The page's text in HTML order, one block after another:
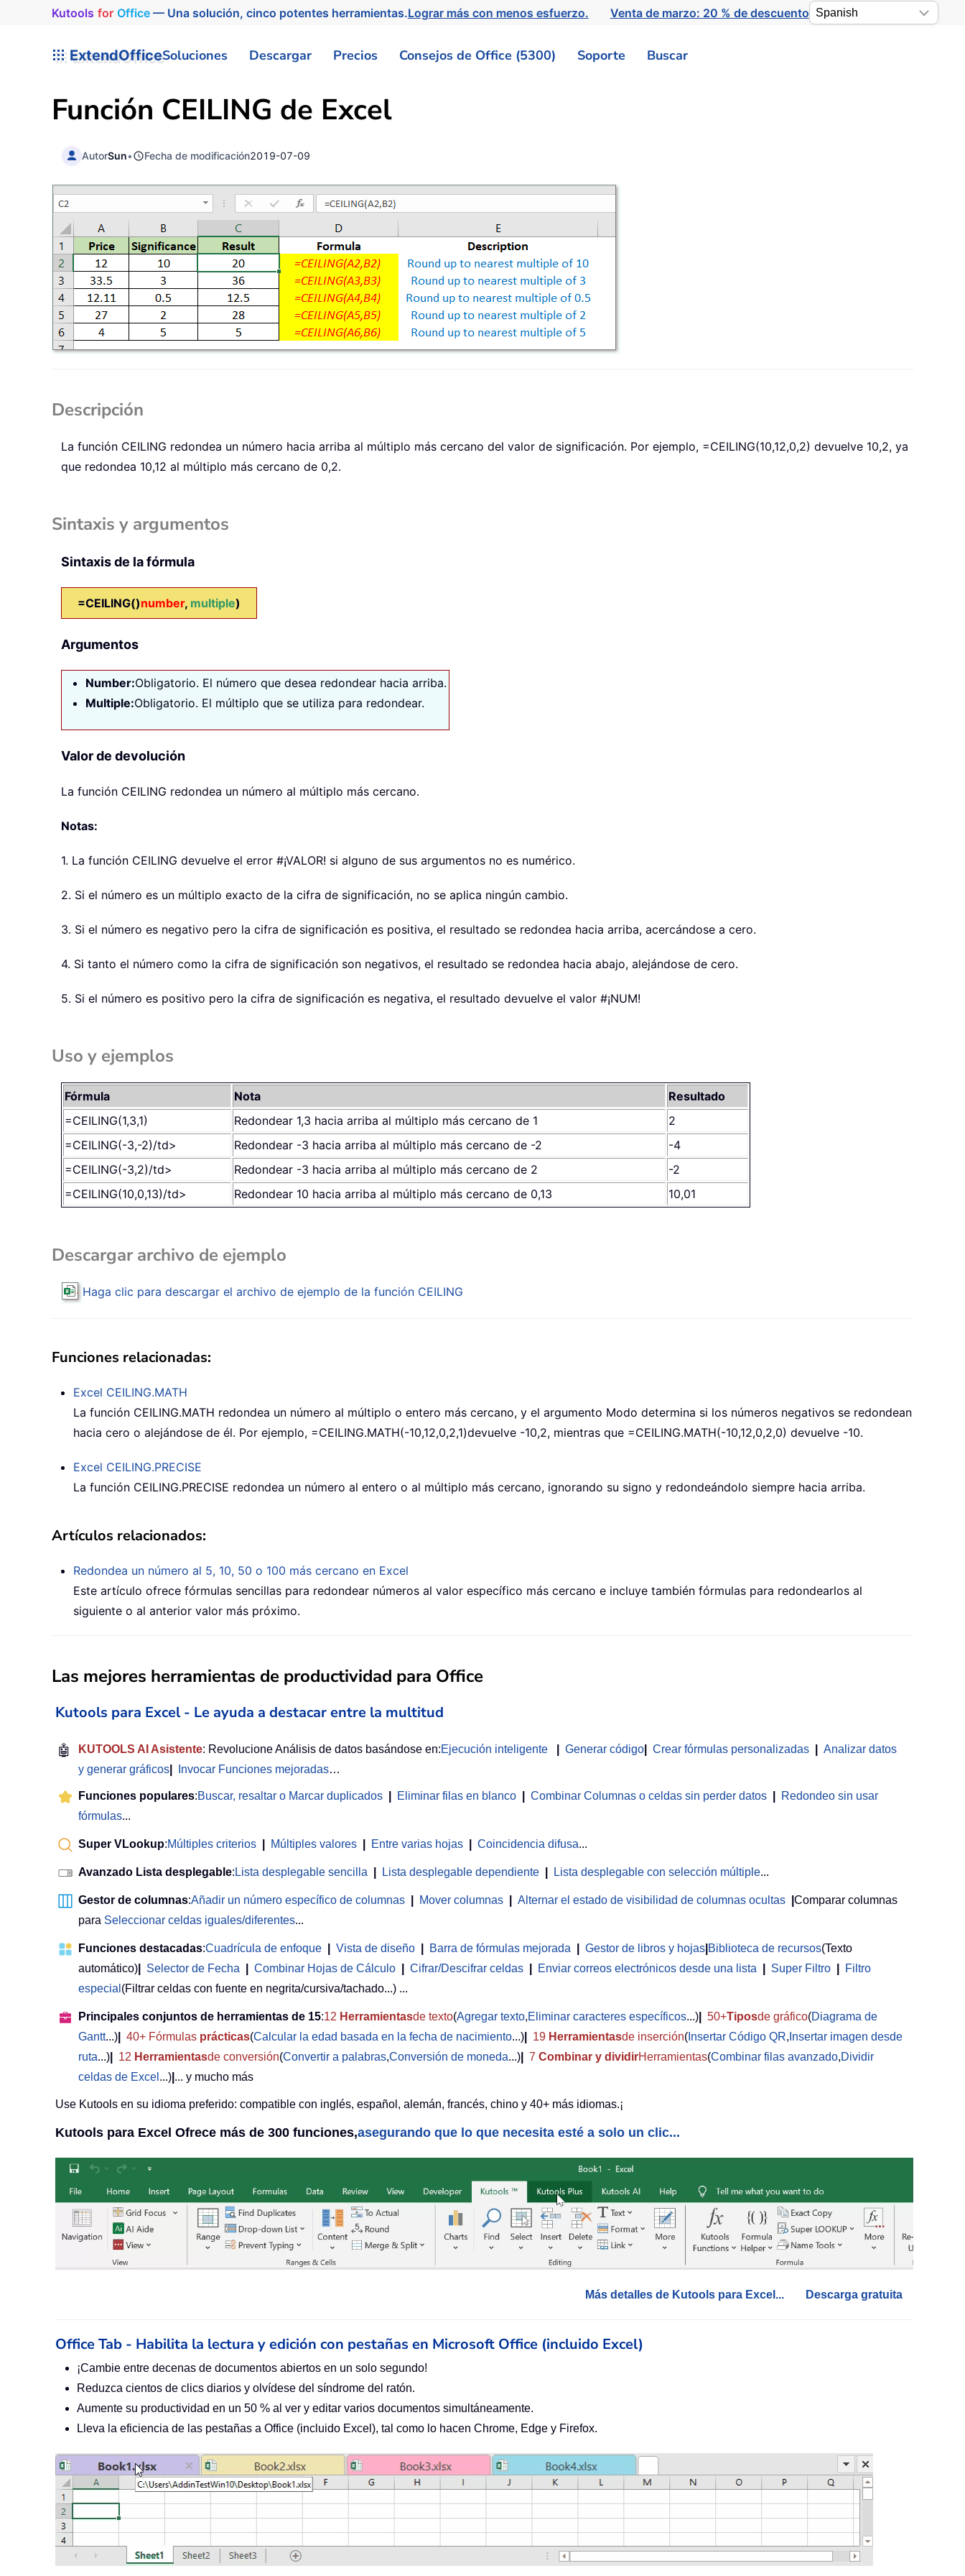
Kutools for Office— Una solución, cinco potentes herramientas.Lograr más con menos esfuerzo. Venta de marzo: 20 % de descuento
ExtendOfficeSoluciones Descargar Precios Consejos de Office (5300) Soporte Buscar
Función CEILING de Excel
AutorSun• Fecha de modificación2019-07-09
Descripción
La función CEILING redondea un número hacia arriba al múltiplo más cercano del valor de significación. Por ejemplo, =CEILING(10,12,0,2) devuelve 10,2, ya
que redondea 10,12 al múltiplo más cercano de 0,2.
Sintaxis y argumentos
Sintaxis de la fórmula
=CEILING()number, multiple)
Argumentos
Number:Obligatorio. El número que desea redondear hacia arriba.
Multiple:Obligatorio. El múltiplo que se utiliza para redondear.
Valor de devolución
La función CEILING redondea un número al múltiplo más cercano.
Notas:
1. La función CEILING devuelve el error #¡VALOR! si alguno de sus argumentos no es numérico.
2. Si el número es un múltiplo exacto de la cifra de significación, no se aplica ningún cambio.
3. Si el número es negativo pero la cifra de significación es positiva, el resultado se redondea hacia arriba, acercándose a cero.
4. Si tanto el número como la cifra de significación son negativos, el resultado se redondea hacia abajo, alejándose de cero.
5. Si el número es positivo pero la cifra de significación es negativa, el resultado devuelve el valor #¡NUM!
Uso y ejemplos
Fórmula Nota
Resultado
=CEILING(1,3,1)
Redondear 1,3 hacia arriba al múltiplo más cercano de 1
2
=CEILING(-3,-2)/td> Redondear -3 hacia arriba al múltiplo más cercano de -2
-4
=CEILING(-3,2)/td> Redondear -3 hacia arriba al múltiplo más cercano de 2
-2
=CEILING(10,0,13)/td> Redondear 10 hacia arriba al múltiplo más cercano de 0,13 10,01
Descargar archivo de ejemplo
Haga clic para descargar el archivo de ejemplo de la función CEILING
Funciones relacionadas:
Excel CEILING.MATH
La función CEILING.MATH redondea un número al múltiplo o entero más cercano, y el argumento Modo determina si los números negativos se redondean
hacia cero o alejándose de él. Por ejemplo, =CEILING.MATH(-10,12,0,2,1)devuelve -10,2, mientras que =CEILING.MATH(-10,12,0,2,0) devuelve -10.
Excel CEILING.PRECISE
La función CEILING.PRECISE redondea un número al entero o al múltiplo más cercano, ignorando su signo y redondeándolo siempre hacia arriba.
Artículos relacionados:
Redondea un número al 5, 10, 50 o 100 más cercano en Excel
Este artículo ofrece fórmulas sencillas para redondear números al valor específico más cercano e incluye también fórmulas para redondearlos al
siguiente o al anterior valor más próximo.
Las mejores herramientas de productividad para Office
Kutools para Excel - Le ayuda a destacar entre la multitud
🤖 KUTOOLS AI Asistente: Revolucione Análisis de datos basándose en:Ejecución inteligente Generar código Crear fórmulas personalizadas
Analizar datos
y generar gráficos
Invocar Funciones mejoradas…
Funciones populares:Buscar, resaltar o Marcar duplicados Eliminar filas en blanco Combinar Columnas o celdas sin perder datos
Redondeo sin usar
fórmulas...
Super VLookup:Múltiples criterios Múltiples valores Entre varias hojas Coincidencia difusa...
Avanzado Lista desplegable: Lista desplegable sencilla Lista desplegable dependiente Lista desplegable con selección múltiple...
Gestor de columnas:Añadir un número específico de columnas Mover columnas Alternar el estado de visibilidad de columnas ocultas
Comparar columnas
para Seleccionar celdas iguales/diferentes...
Funciones destacadas:Cuadrícula de enfoque Vista de diseño Barra de fórmulas mejorada Gestor de libros y hojas Biblioteca de recursos(Texto
automático)
Selector de Fecha Combinar Hojas de Cálculo Cifrar/Descifrar celdas Enviar correos electrónicos desde una lista Super Filtro
Filtro
especial (Filtrar celdas con fuente en negrita/cursiva/tachado...) ...
Principales conjuntos de herramientas de 15:12 Herramientasde texto(Agregar texto,Eliminar caracteres específicos...) 50+Tiposde gráfico(Diagrama de
Gantt...) 40+ Fórmulas prácticas(Calcular la edad basada en la fecha de nacimiento...) 19 Herramientasde inserción( Insertar Código QR, Insertar imagen desde
ruta...) 12 Herramientasde conversión(Convertir a palabras,Conversión de moneda...) 7 Combinar y dividirHerramientas(Combinar filas avanzado,Dividir
celdas de Excel ...) ... y mucho más
Use Kutools en su idioma preferido: compatible con inglés, español, alemán, francés, chino y 40+ más idiomas.¡
Kutools para Excel Ofrece más de 300 funciones,asegurando que lo que necesita esté a solo un clic...
Más detalles de Kutools para Excel... Descarga gratuita
Office Tab - Habilita la lectura y edición con pestañas en Microsoft Office (incluido Excel)
¡Cambie entre decenas de documentos abiertos en un solo segundo!
Reduzca cientos de clics diarios y olvídese del síndrome del ratón.
Aumente su productividad en un 50 % al ver y editar varios documentos simultáneamente.
Lleva la eficiencia de las pestañas a Office (incluido Excel), tal como lo hacen Chrome, Edge y Firefox.